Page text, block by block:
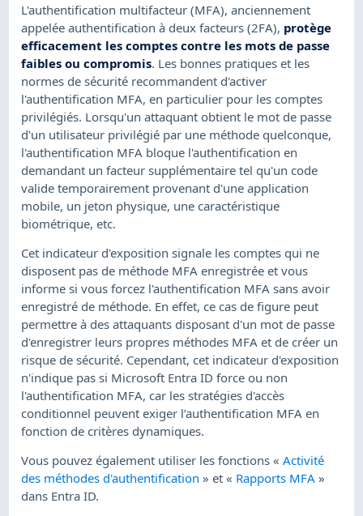
L'authentification multifacteur (MFA), anciennement
appelée authentification à deux facteurs (2FA), protège
efficacement les comptes contre les mots de passe
faibles ou compromis. Les bonnes pratiques et les
normes de sécurité recommandent d'activer
l'authentification MFA, en particulier pour les comptes
privilégiés. Lorsqu'un attaquant obtient le mot de passe
d'un utilisateur privilégié par une méthode quelconque,
l'authentification MFA bloque l'authentification en
demandant un facteur supplémentaire tel qu'un code
valide temporairement provenant d'une application
mobile, un jeton physique, une caractéristique
biométrique, etc.
Cet indicateur d'exposition signale les comptes qui ne
disposent pas de méthode MFA enregistrée et vous
informe si vous forcez l'authentification MFA sans avoir
enregistré de méthode. En effet, ce cas de figure peut
permettre à des attaquants disposant d'un mot de passe
d'enregistrer leurs propres méthodes MFA et de créer un
risque de sécurité. Cependant, cet indicateur d'exposition
n'indique pas si Microsoft Entra ID force ou non
l'authentification MFA, car les stratégies d'accès
conditionnel peuvent exiger l’authentification MFA en
fonction de critères dynamiques.
Vous pouvez également utiliser les fonctions «Activité
des méthodes d'authentification » et « Rapports MFA »
dans Entra ID.